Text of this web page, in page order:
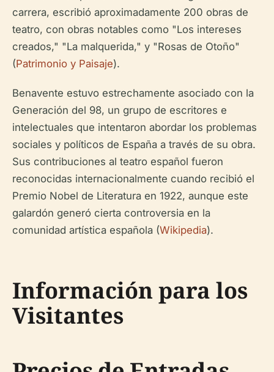
carrera, escribió aproximadamente 200 obras de
teatro, con obras notables como "Los intereses
creados," "La malquerida," y "Rosas de Otoño"
(Patrimonio y Paisaje).
Benavente estuvo estrechamente asociado con la
Generación del 98, un grupo de escritores e
intelectuales que intentaron abordar los problemas
sociales y políticos de España a través de su obra.
Sus contribuciones al teatro español fueron
reconocidas internacionalmente cuando recibió el
Premio Nobel de Literatura en 1922, aunque este
galardón generó cierta controversia en la
comunidad artística española (Wikipedia).
Información para los
Visitantes